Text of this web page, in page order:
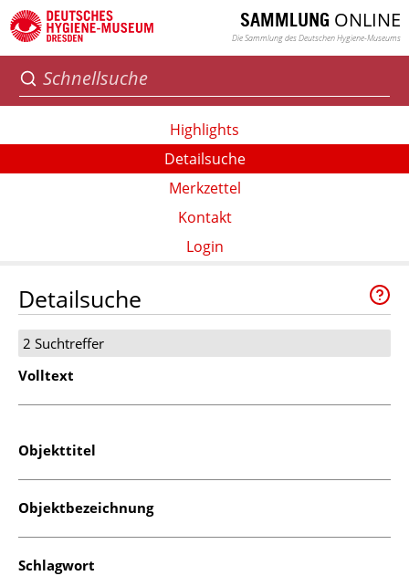
SAMMLUNG ONLINE
Die Sammlung des Deutschen Hygiene-Museums
Highlights
Detailsuche
Merkzettel
Kontakt
Login
Detailsuche
2 Suchtreffer
Volltext
Objekttitel
Objektbezeichnung
Schlagwort